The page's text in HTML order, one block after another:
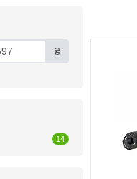
₴
14